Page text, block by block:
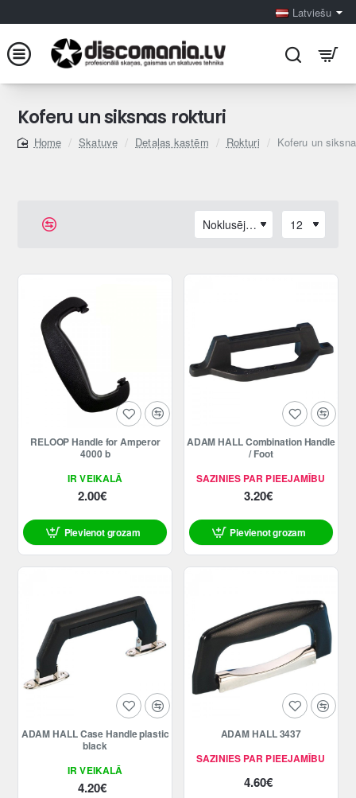
Latviešu
Koferu un siksnas rokturi
home
Skatuve Detaļas kastēm Rokturi Koferu un
IR VEIKALĀ
RELOOP Handle for Amperor
4000 b
2.00€
Pievienot grozam
SAZINIES PAR PIEEJAMĪBU
ADAM HALL Combination Handle
/ Foot
3.20€
Pievienot grozam
IR VEIKALĀ
ADAM HALL Case Handle plastic
black
4.20€
SAZINIES PAR PIEEJAMĪBU
ADAM HALL 3437
4.60€